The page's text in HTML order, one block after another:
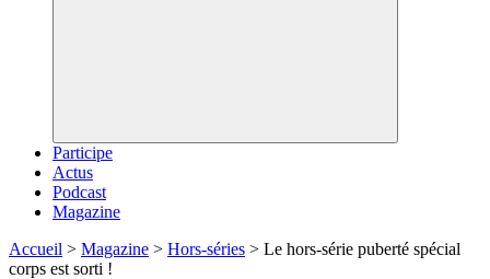
Participe
Actus
Podcast
Magazine
Accueil > Magazine > Hors-séries > Le hors-série puberté spécial
corps est sorti !